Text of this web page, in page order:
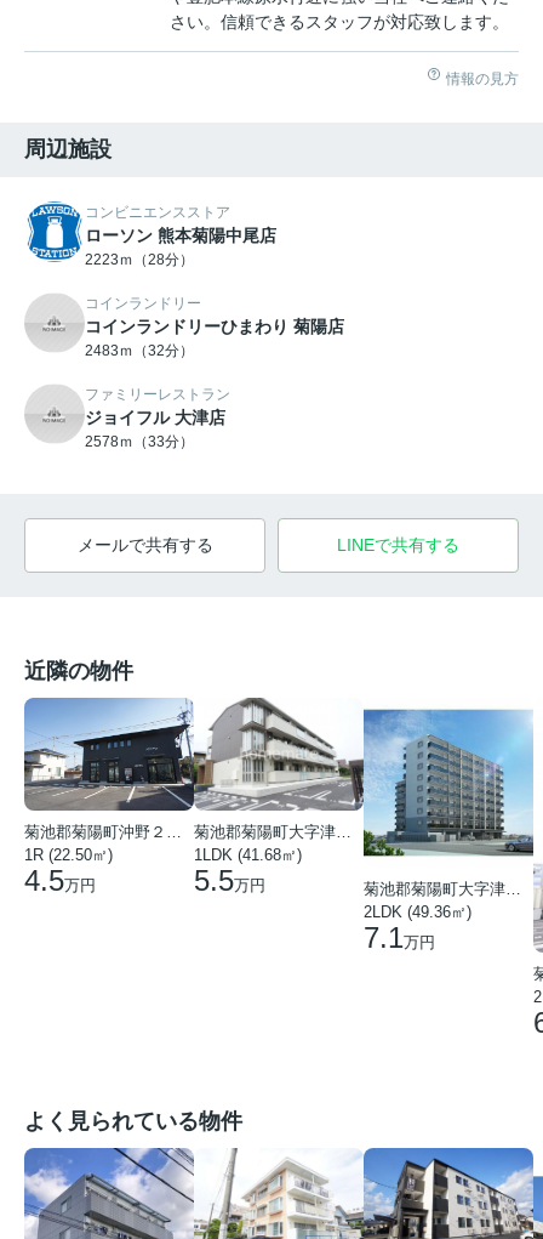
さい。信頼できるスタッフが対応致します。
情報の見方
周辺施設
コンビニエンスストア
ローソン 熊本菊陽中尾店
2223ｍ（28分）
コインランドリー
コインランドリーひまわり 菊陽店
2483ｍ（32分）
ファミリーレストラン
ジョイフル 大津店
2578ｍ（33分）
メールで共有する LINEで共有する
近隣の物件
1R (22.50㎡)
4.5万円
1LDK (41.68㎡)
5.5万円
2LDK (49.36㎡)
7.1万円
よく見られている物件